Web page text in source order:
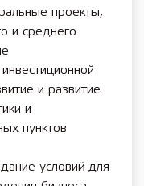
проекты,
и среднего
и развитие
и
пунктов
условий для